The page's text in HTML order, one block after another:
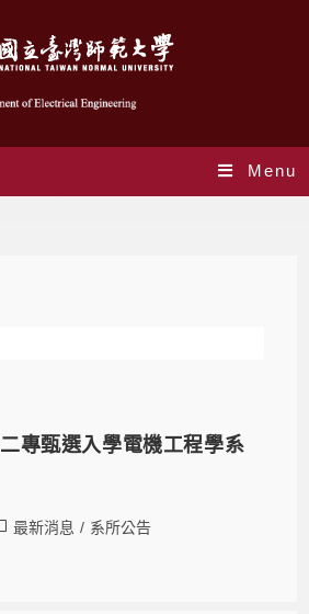
Menu
專甄選入學電機工程學系
最新消息 / 系所公告